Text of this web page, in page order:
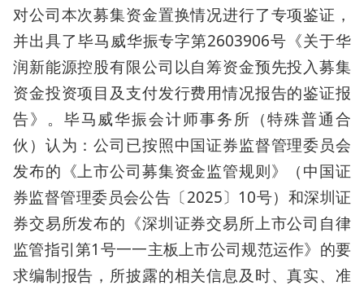
对公司本次募集资金置换情况进行了专项鉴证，
并出具了毕马威华振专字第2603906号《关于华
润新能源控股有限公司以自筹资金预先投入募集
资金投资项目及支付发行费用情况报告的鉴证报
告》。毕马威华振会计师事务所（特殊普通合
伙）认为：公司已按照中国证券监督管理委员会
发布的《上市公司募集资金监管规则》（中国证
券监督管理委员会公告〔2025〕10号）和深圳证
券交易所发布的《深圳证券交易所上市公司自律
监管指引第1号一一主板上市公司规范运作》的要
求编制报告，所披露的相关信息及时、真实、准